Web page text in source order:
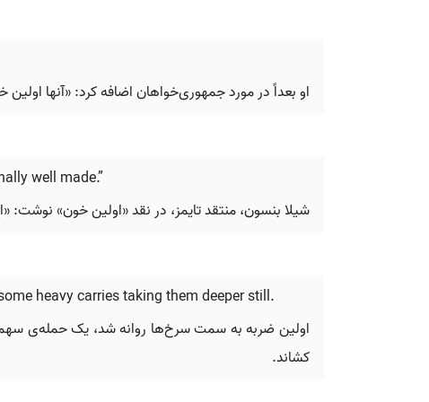
او بعداً در مورد جمهوری‌خواهان اضافه کرد: «آنها اولین
well made.”
شیلا بنسون، منتقد تایمز، در نقد «اولین خون»
heavy carries taking them deeper still.
اولین ضربه به سمت سرخ‌ها روانه شد، یک حمله‌ی
کشاند.